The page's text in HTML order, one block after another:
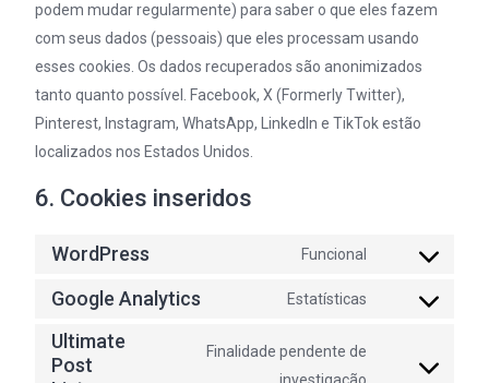
podem mudar regularmente) para saber o que eles fazem
com seus dados (pessoais) que eles processam usando
esses cookies. Os dados recuperados são anonimizados
tanto quanto possível. Facebook, X (Formerly Twitter),
Pinterest, Instagram, WhatsApp, LinkedIn e TikTok estão
localizados nos Estados Unidos.
6. Cookies inseridos
WordPress Funcional
Consent
service
Google Analytics Estatísticas
Consent
google-
Ultimate
Post
Finalidade pendente de
Consent